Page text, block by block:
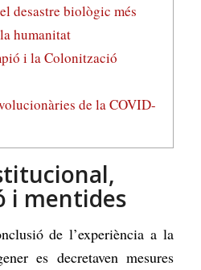
desastre biològic més
humanitat
i la Colonització
de la COVID-
i mentides
de l’experiència a la
es decretaven mesures